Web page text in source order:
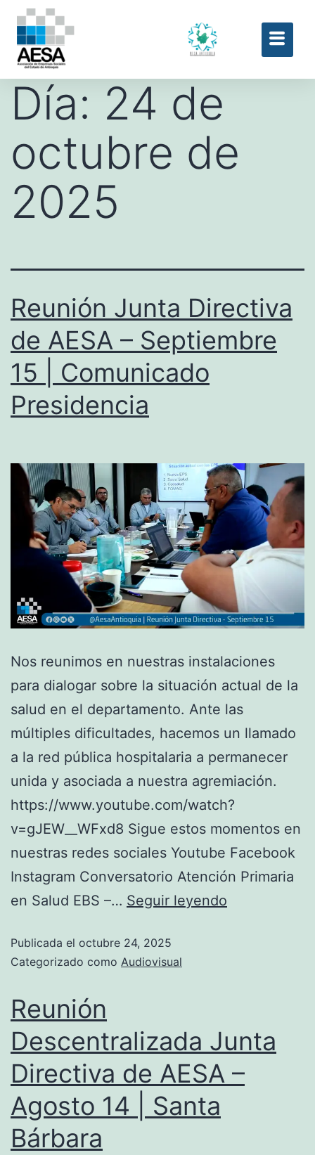
Día: 24 de
octubre de
2025
Reunión Junta Directiva
de AESA – Septiembre
15 | Comunicado
Presidencia
Nos reunimos en nuestras instalaciones
para dialogar sobre la situación actual de la
salud en el departamento. Ante las
múltiples dificultades, hacemos un llamado
a la red pública hospitalaria a permanecer
unida y asociada a nuestra agremiación.
https://www.youtube.com/watch?
v=gJEW__WFxd8 Sigue estos momentos en
nuestras redes sociales Youtube Facebook
Instagram Conversatorio Atención Primaria
en Salud EBS –… Seguir leyendo
Publicada el octubre 24, 2025
Categorizado como Audiovisual
Reunión
Descentralizada Junta
Directiva de AESA –
Agosto 14 | Santa
Bárbara